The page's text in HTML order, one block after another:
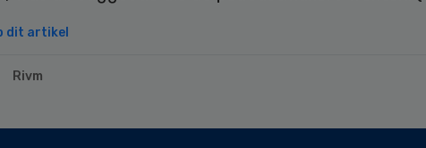
dit artikel
Rivm